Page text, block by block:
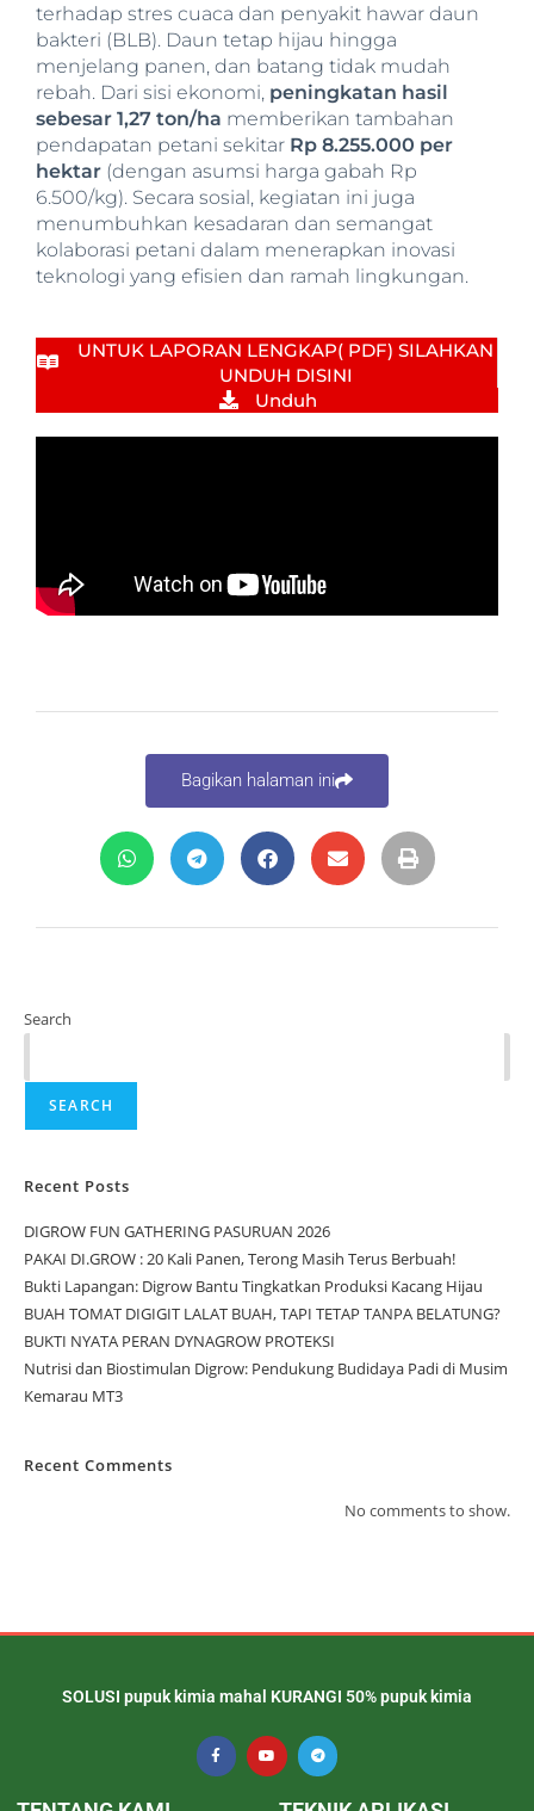
terhadap stres cuaca dan penyakit hawar daun
bakteri (BLB). Daun tetap hijau hingga
menjelang panen, dan batang tidak mudah
rebah. Dari sisi ekonomi, peningkatan hasil
sebesar 1,27 ton/ha memberikan tambahan
pendapatan petani sekitar Rp 8.255.000 per
hektar (dengan asumsi harga gabah Rp
6.500/kg). Secara sosial, kegiatan ini juga
menumbuhkan kesadaran dan semangat
kolaborasi petani dalam menerapkan inovasi
teknologi yang efisien dan ramah lingkungan.
UNTUK LAPORAN LENGKAP( PDF) SILAHKAN
UNDUH DISINI
Unduh
Bagikan halaman ini
Search
SEARCH
Recent Posts
DIGROW FUN GATHERING PASURUAN 2026
PAKAI DI.GROW : 20 Kali Panen, Terong Masih Terus Berbuah!
Bukti Lapangan: Digrow Bantu Tingkatkan Produksi Kacang Hijau
BUAH TOMAT DIGIGIT LALAT BUAH, TAPI TETAP TANPA BELATUNG?
BUKTI NYATA PERAN DYNAGROW PROTEKSI
Nutrisi dan Biostimulan Digrow: Pendukung Budidaya Padi di Musim
Kemarau MT3
Recent Comments
No comments to show.
SOLUSI pupuk kimia mahal KURANGI 50% pupuk kimia